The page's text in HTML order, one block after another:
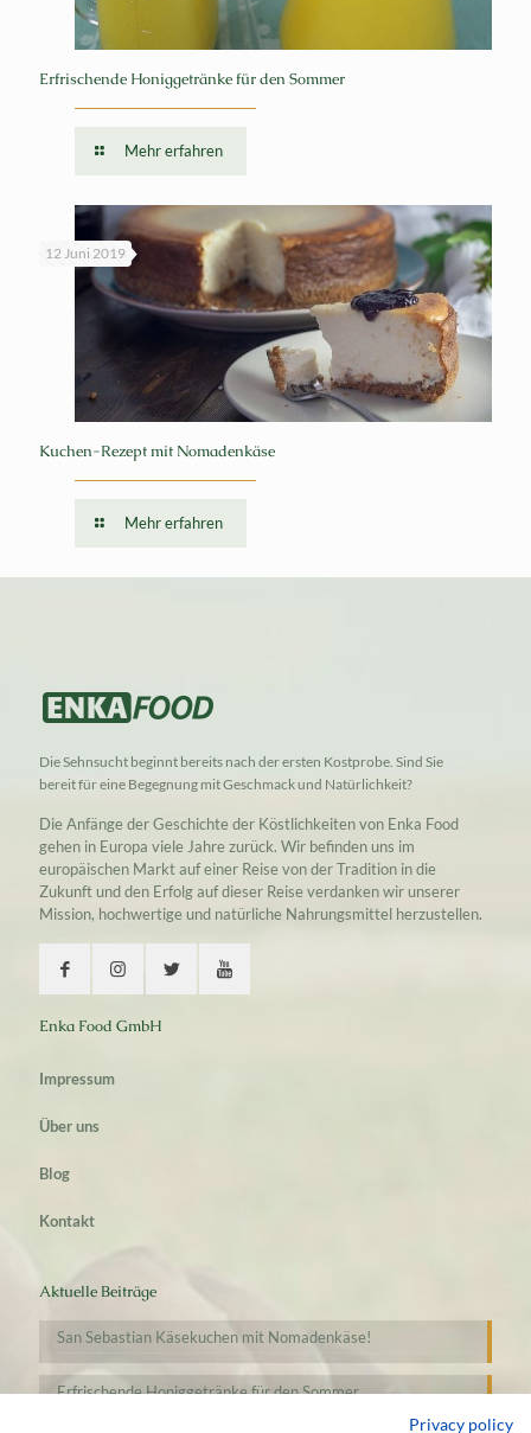
Erfrischende Honiggetränke für den Sommer
Mehr erfahren
12 Juni 2019
Kuchen-Rezept mit Nomadenkäse
Mehr erfahren
Die Sehnsucht beginnt bereits nach der ersten Kostprobe. Sind Sie
bereit für eine Begegnung mit Geschmack und Natürlichkeit?
Die Anfänge der Geschichte der Köstlichkeiten von Enka Food
gehen in Europa viele Jahre zurück. Wir befinden uns im
europäischen Markt auf einer Reise von der Tradition in die
Zukunft und den Erfolg auf dieser Reise verdanken wir unserer
Mission, hochwertige und natürliche Nahrungsmittel herzustellen.
Enka Food GmbH
Impressum
Über uns
Blog
Kontakt
Aktuelle Beiträge
San Sebastian Käsekuchen mit Nomadenkäse!
Erfrischende Honiggetränke für den Sommer
Privacy policy